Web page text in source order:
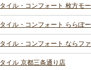
イル・コンフォート 枚方モ
イル・コンフォート ららぽ
イル・コンフォート ならフ
イル 京都三条通り店